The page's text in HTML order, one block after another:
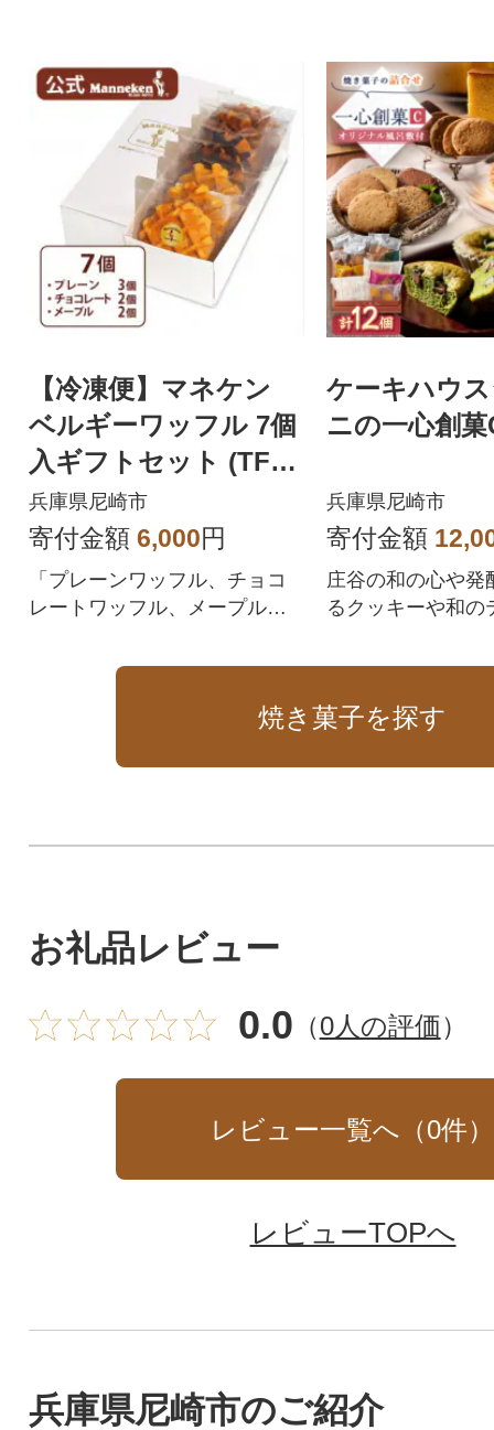
【冷凍便】マネケン
ベルギーワッフル 7個
入ギフトセット (TFR
B-PChM7G)
兵庫県尼崎市
寄付金額 6,000円
「プレーンワッフル、チョコ
レートワッフル、メープルワ
トセットです。
ケーキハウ
ニの一心創菓
兵庫県尼崎市
寄付金額
庄谷の和の心や発
るクッキーや和の
合わせ
焼き菓子を探す
お礼品レビュー
0.0 （0人の評価）
レビュー一覧へ（0件）
レビューTOPへ
兵庫県尼崎市のご紹介